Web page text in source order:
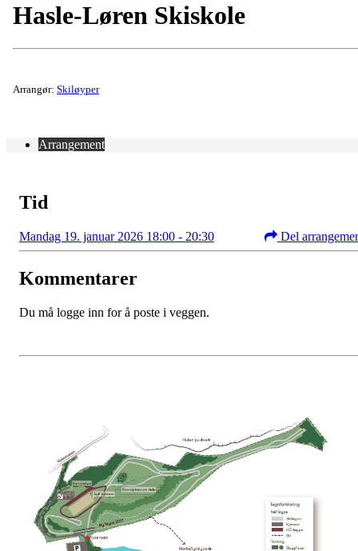
Hasle-Løren Skiskole
Arrangør: Skiløyper
Arrangement
Tid
Mandag 19. januar 2026 18:00 - 20:30 Del
Kommentarer
Du må logge inn for å poste i veggen.